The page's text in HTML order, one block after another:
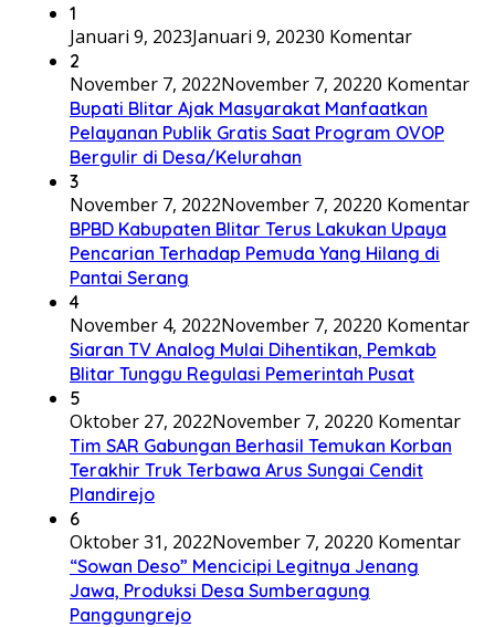
1
Januari 9, 2023Januari 9, 20230 Komentar
2
November 7, 2022November 7, 20220 Komentar
Bupati Blitar Ajak Masyarakat Manfaatkan
Pelayanan Publik Gratis Saat Program OVOP
Bergulir di Desa/Kelurahan
3
November 7, 2022November 7, 20220 Komentar
BPBD Kabupaten Blitar Terus Lakukan Upaya
Pencarian Terhadap Pemuda Yang Hilang di
Pantai Serang
4
November 4, 2022November 7, 20220 Komentar
Siaran TV Analog Mulai Dihentikan, Pemkab
Blitar Tunggu Regulasi Pemerintah Pusat
5
Oktober 27, 2022November 7, 20220 Komentar
Tim SAR Gabungan Berhasil Temukan Korban
Terakhir Truk Terbawa Arus Sungai Cendit
Plandirejo
6
Oktober 31, 2022November 7, 20220 Komentar
“Sowan Deso” Mencicipi Legitnya Jenang
Jawa, Produksi Desa Sumberagung
Panggungrejo